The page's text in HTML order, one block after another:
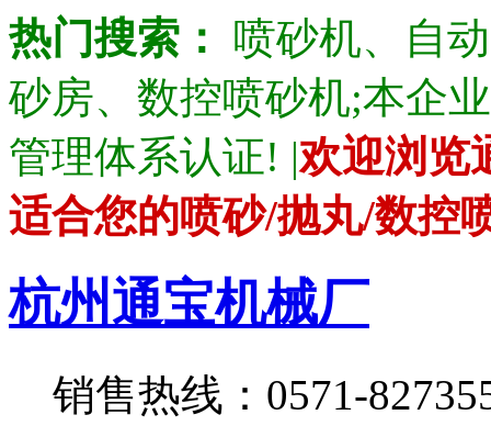
热门搜索：
喷砂机、自
砂房、数控喷砂机;本企
管理体系认证! |欢迎浏览
适合您的喷砂/抛丸/数控
杭州通宝机械厂
销售热线：0571-